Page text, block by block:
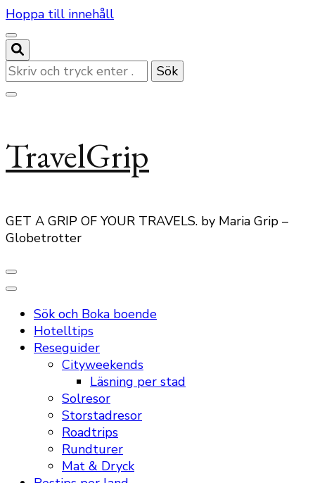
Hoppa till innehåll
Letar
du
efter
TravelGrip
GET A GRIP OF YOUR TRAVELS. by Maria Grip –
Globetrotter
Sök och Boka boende
Hotelltips
Reseguider
Cityweekends
Läsning per stad
Solresor
Storstadresor
Roadtrips
Rundturer
Mat & Dryck